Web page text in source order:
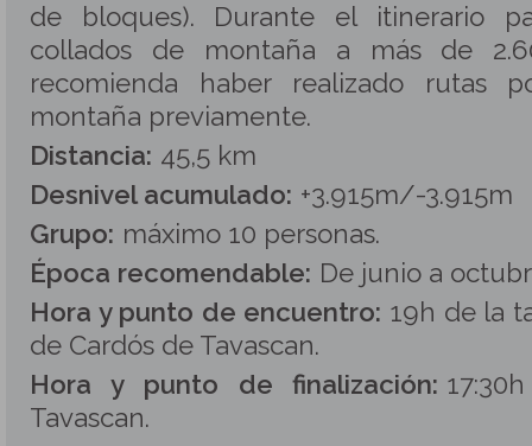
de bloques). Durante el itinerario
collados de montaña a más de
recomienda haber realizado rutas
montaña previamente.
Distancia: 45,5 km
Desnivel acumulado: +3.915m/-3.915m
Grupo: máximo 10 personas.
Época recomendable: De junio a
Hora y punto de encuentro: 19h de la
de Cardós de Tavascan.
Hora y punto de finalización:
Tavascan.